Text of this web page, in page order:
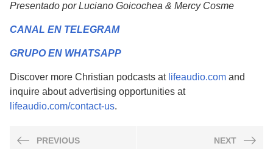
Presentado por Luciano Goicochea & Mercy Cosme
CANAL EN TELEGRAM
GRUPO EN WHATSAPP
Discover more Christian podcasts at lifeaudio.com and
inquire about advertising opportunities at
lifeaudio.com/contact-us.
PREVIOUS NEXT